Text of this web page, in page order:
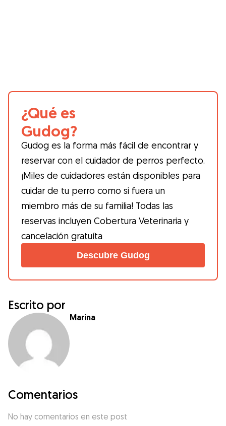
¿Qué es
Gudog?
Gudog es la forma más fácil de encontrar y
reservar con el cuidador de perros perfecto.
¡Miles de cuidadores están disponibles para
cuidar de tu perro como si fuera un
miembro más de su familia! Todas las
reservas incluyen Cobertura Veterinaria y
cancelación gratuíta
Descubre Gudog
Escrito por
Marina
Comentarios
No hay comentarios en este post